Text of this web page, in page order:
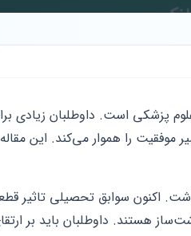
پزشکی است. داوطلبان زیادی
موفقیت را هموار می‌کند. این
هستند. داوطلبان باید بر